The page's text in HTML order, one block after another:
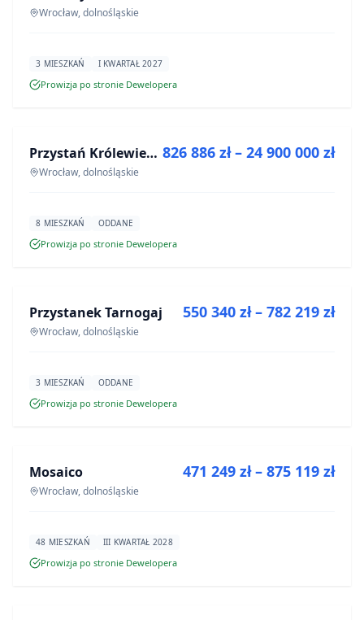
Wrocław, dolnośląskie
3 MIESZKAŃ I KWARTAŁ 2027
Prowizja po stronie Dewelopera
INWESTYCJA Przystań Królewiecka III- lokale usługowe
Wrocław, dolnośląskie
826 886 zł – 24 900 000 zł
8 MIESZKAŃ ODDANE
Prowizja po stronie Dewelopera
INWESTYCJA
Przystanek Tarnogaj
Wrocław, dolnośląskie
550 340 zł – 782 219 zł
3 MIESZKAŃ ODDANE
Prowizja po stronie Dewelopera
INWESTYCJA
Mosaico
Wrocław, dolnośląskie
471 249 zł – 875 119 zł
48 MIESZKAŃ III KWARTAŁ 2028
Prowizja po stronie Dewelopera